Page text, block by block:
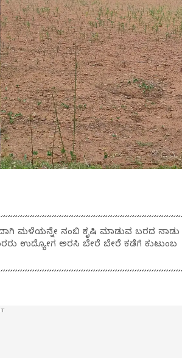
ಮಳೆಯನ್ನೇ ನಂಬಿ ಕೃಷಿ ಮಾಡುವ ಬರದ ನಾಡು
ಉದ್ಯೋಗ ಅರಸಿ ಬೇರೆ ಬೇರೆ ಕಡೆಗೆ ಕುಟುಂಬ